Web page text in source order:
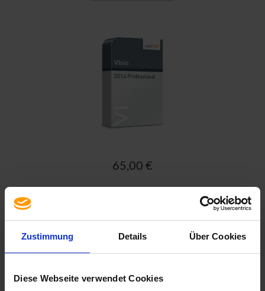
Zustimmung Details Über Cookies
Diese Webseite verwendet Cookies
65,00 €